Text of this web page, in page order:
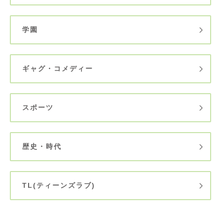
学園
ギャグ・コメディー
スポーツ
歴史・時代
TL(ティーンズラブ)